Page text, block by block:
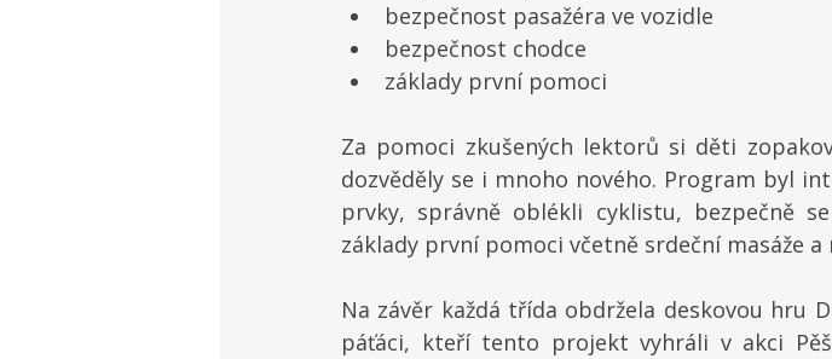
bezpečnost pasažéra ve vozidle
bezpečnost chodce
základy první pomoci
Za pomoci zkušených lektorů si děti
dozvěděly se i mnoho nového. Program byl
prvky, správně oblékli cyklistu, bezpečně
základy první pomoci včetně srdeční masáže a
Na závěr každá třída obdržela deskovou hru
páťáci, kteří tento projekt vyhráli v akci